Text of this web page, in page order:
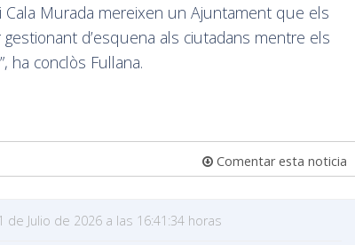
Cala Murada mereixen un Ajuntament que els
d’esquena als ciutadans mentre els
ha conclòs Fullana.
Comentar esta noticia
de Julio de 2026 a las 16:41:34 horas